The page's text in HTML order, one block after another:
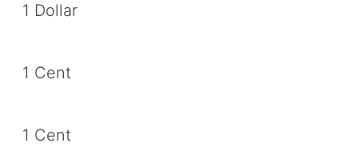
1 Dollar
1 Cent
1 Cent